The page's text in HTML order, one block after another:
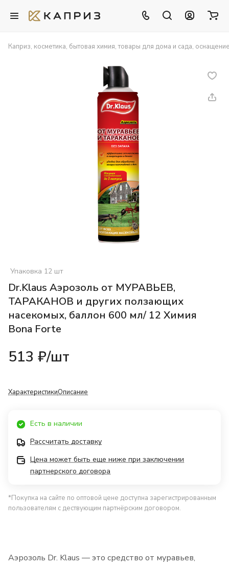
Каприз, косметика, бытовая химия, товары для дома и сада,
Упаковка 12 шт
Dr.Klaus Аэрозоль от МУРАВЬЕВ,
ТАРАКАНОВ и других ползающих
насекомых, баллон 600 мл/ 12 Химия
Bona Forte
513 ₽/шт
ХарактеристикиОписание
Есть в наличии
Рассчитать доставку
Цена может быть еще ниже при заключении
партнерского договора
*Покупка на сайте по оптовой цене доступна зарегистрированным
пользователям с дествующим партнёрским договором.
Аэрозоль Dr. Klaus — это средство от муравьев,